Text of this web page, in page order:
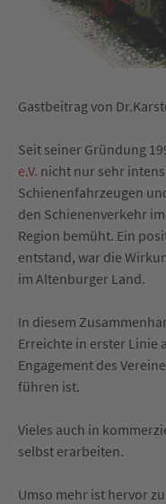
Gastbeitrag von
Seit seiner Gründung
e.V. nicht nur sehr
Schienenfahrzeugen
den Schienenverkehr
Region bemüht. Ein
entstand, war die
im Altenburger Land.
In diesem
Erreichte in erster
Engagement des
führen ist.
Vieles auch in
selbst erarbeiten.
Umso mehr ist hervor